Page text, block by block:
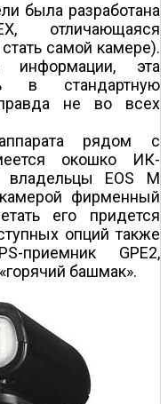
была разработана
отличающаяся
самой камере).
информации, эта
в стандартную
не во всех
рядом с
окошко ИК-
владельцы EOS M
фирменный
его придется
опций также
приемник GPE2,
башмак».